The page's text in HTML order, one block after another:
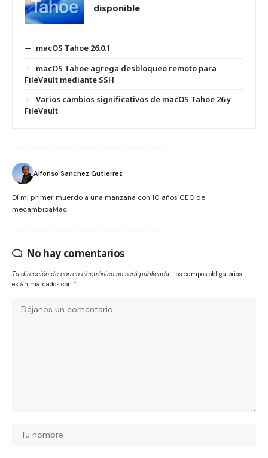
disponible
macOS Tahoe 26.0.1
macOS Tahoe agrega desbloqueo remoto para
FileVault mediante SSH
Varios cambios significativos de macOS Tahoe 26 y
FileVault
Alfonso Sanchez Gutierrez
Dí mi primer muerdo a una manzana con 10 años CEO de
mecambioaMac
No hay comentarios
Tu dirección de correo electrónico no será publicada. Los campos obligatorios
están marcados con *